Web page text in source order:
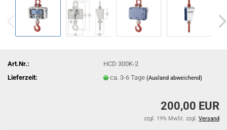
Art.Nr.:
HCD 300K-2
Lieferzeit:
ca. 3-6 Tage(Ausland abweichend)
200,00 EUR
zzgl. 19% MwSt. zzgl. Versand